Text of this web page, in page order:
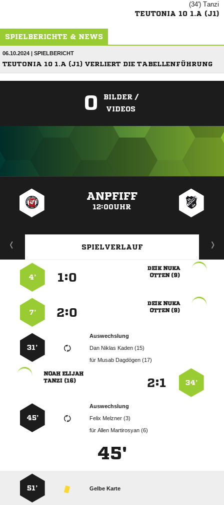
(34') 
TEUTONIA 10 1.A (J1)
SPIELBERICHTE & NEWS
06.10.2024 | SPIELBERICHT
TEUTONIA 10 1.A (J1) VERLIERT DIE TABELLENFÜHRUNG
0
BILDER /
VIDEOS
ANPFIFF
12:00UHR
SPIELVERLAUF
 
 
:
4’
 
 
:
7’
Auswechslung
   
für   
31’
34’
:
 
 
Auswechslung
  
für  
45’
45'
Gelbe Karte
51’